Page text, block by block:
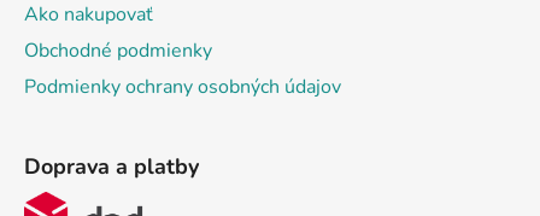
Ako nakupovať
Obchodné podmienky
Podmienky ochrany osobných údajov
Doprava a platby